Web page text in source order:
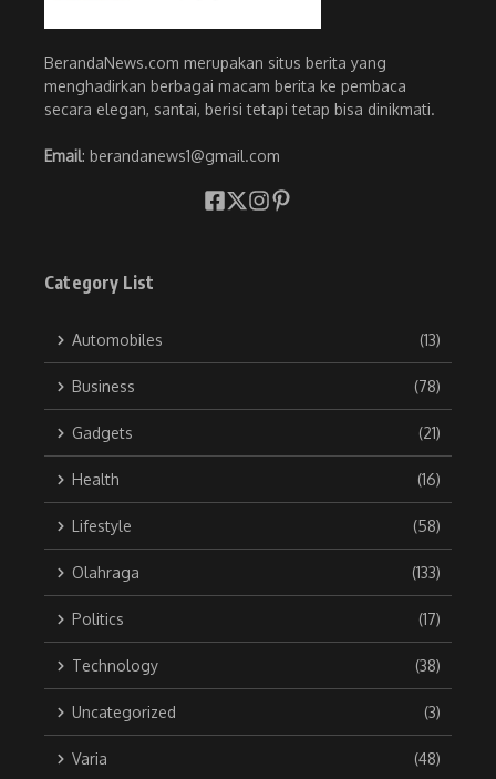
BerandaNews.com merupakan situs berita yang
menghadirkan berbagai macam berita ke pembaca
secara elegan, santai, berisi tetapi tetap bisa dinikmati.
Email: berandanews1@gmail.com
Category List
Automobiles (13)
Business (78)
Gadgets (21)
Health (16)
Lifestyle (58)
Olahraga (133)
Politics (17)
Technology (38)
Uncategorized (3)
Varia (48)